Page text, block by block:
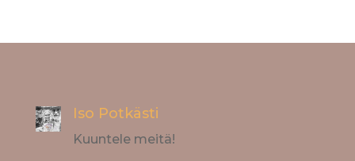
Iso Potkästi
Kuuntele meitä!